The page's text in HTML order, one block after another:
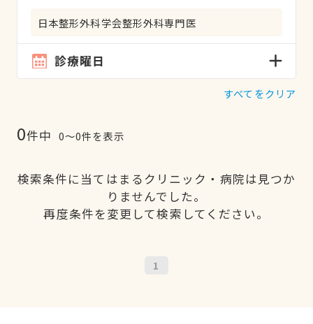
日本整形外科学会整形外科専門医
診療曜日
すべてをクリア
0件中 0〜0件を表示
検索条件に当てはまるクリニック・病院は見つか
りませんでした。
再度条件を変更して検索してください。
1